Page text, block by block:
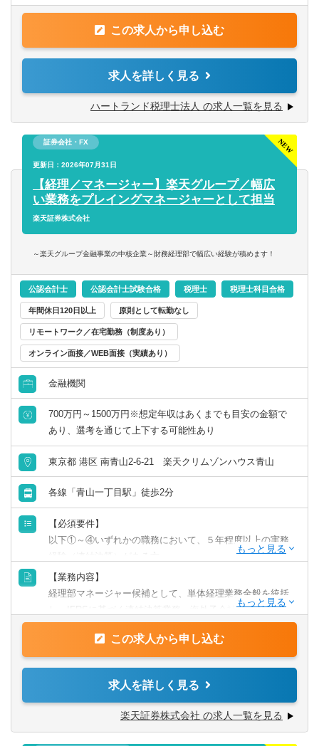
・担当顧問20～25件前後。
・プレイヤーとしてスキルアップに励む。
・個人事業主や年商3億円未満のスタートアップ法人をメイ
・担当顧問25～30件前後。共同案件のリーダー担当1～2件
前後、サポート担当5件前後。
・チーム長やその補佐などを担当。
・年商10億円未満の中規模法人をメインで担当。
・年商10億円超の企業グループをチームの一員として担
当。
・その他、経験を積みたい分野があれば積極的に該当案件
へ参加して経験を積む（例：組織再編や事業承継対策の提
案、DD業務などのスポット業務をチームの一員として対
◆入社5年目以降（年収1,200万円以上）
・担当顧問25～35件前後。共同案件のリーダー担当5～10
件前後。
・オフィスの拠点長や管理責任者、またはその補佐を担
当。もしくは複雑案件等をメインで担当する「スペシャリ
スト」や「スタープレイヤー」として活躍。
・年商10億円超の企業グループをチームの主担当として対
応。
・組織再編や事業承継対策の提案、DD業務などのスポット
業務をチームの主担当として対応。
時間分の固定残業代91,100円を含む）
「500,000円以上（基本給370,000円以上。45時間分の固定
残業代130,000円を含む）」とする。
※「経験者」の定義は「税理士資格の有無は問わず、単独
で顧客対応可能な方」とする。
【歓迎条件】
◆資格：税理士資格所有者は優遇
＜年収実績（2025年）＞
勤続1年以上の税務担当の平均年収 ：11,037,499円
勤続3年以上の税務担当の平均年収 ：14,251,600円
勤続3年以上の税務担当の年収中央値：11,683,809円
＜年収例＞
経験者枠
830万円／27歳／入社2年目／業界歴3年目／顧問件数22件
ブ月額9万円）
1040万円／36歳／入社5年目／業界歴10年目／顧問件数26
件／年間顧問売上2,600万円（月給60万円+平均インセンテ
ィブ月額26.5万円）
1,390万円／28歳／入社3年目／業界歴5年目／顧問件数27件
／年間顧問売上3,000万円（月給60万円+平均インセン月額
46万円+管理職手当月額10万円）
／年間顧問売上3,700万円（月給60万円+平均インセンティ
※担当件数が多い方は大きな企業を相手にするケースが多
・申告書類作成
・タックスコンサルティング
・会社設立支援
※上記以外にも、経験年数や勤続年数、本人の要望に応じ
て資金調達支援や相続対策、組織再編や事業承継などの業
＜顧問先の傾向に関して＞
法人メインです。
創業間もないスタートアップから、年商100億円を超える大
企業まで幅広く対応しています。
であればスムーズに業務に慣れていただけるはずです。
＜顧問先の割り振り＞
本人の希望や、経験年数を加味して担当顧問を割り振りま
す。「無理に受けさせられる」ということはありませんの
でご安心ください。
（1）担当を持ち、顧客対応を1人で完結できる。
（2）担当顧問先数が25件前後に到達する。
ー」、資産税案件(相続等)・複雑案件を一手に担う「スペシ
ャリスト」などのキャリアを歩む。
（4）本人の希望があれば拠点長に就任し、担当オフィスの
利益からレベニューシェア。
＜勤続年数に応じた業務内容と年収イメージ＞
◆入社1年目（年収700万円前後）
・プレイヤーとしてスキルアップに励む。
・個人事業主や年商3億円未満のスタートアップ法人をメイ
ンで担当。
◆入社3年目（年収1,000万円前後）
・担当顧問25～30件前後。共同案件のリーダー担当1～2件
前後、サポート担当5件前後。
この求人から申し込む
求人を詳しく見る
ハートランド税理士法人 の求人一覧を見る
証券会社・FX
更新日：2026年07月31日
【経理／マネージャー】楽天グループ／幅広
い業務をプレイングマネージャーとして担当
楽天証券株式会社
～楽天グループ金融事業の中核企業～財務経理部で幅広い経験が積めます！
公認会計士 公認会計士試験合格 税理士 税理士科目合格
年間休日120日以上 原則として転勤なし
リモートワーク／在宅勤務（制度あり）
オンライン面接／WEB面接（実績あり）
金融機関
700万円～1500万円※想定年収はあくまでも目安の金額で
あり、選考を通じて上下する可能性あり
東京都 港区 南青山2-6-21 楽天クリムゾンハウス青山
各線「青山一丁目駅」徒歩2分
【必須要件】
以下①～④いずれかの職務において、５年程度以上の実務
①事業会社または金融機関での連結会計経験
②監査法人での監査業務経験
④税理士法人での実務経験
・金融機関等で上記に該当する業務経験
・証券会社にて主計業務のご経験がある方
・自己資本規制比率の計算を含む監督官庁等へのモニタリ
・会社法上の事業報告・計算書類、連結計算書類等の作成
【業務内容】
経理部マネージャー候補として、単体経理業務全般を統括
し、IFRSに基づく連結決算業務、海外子会社管理、内部統
制の構築・運用など、幅広い業務をプレイングマネージャ
ーとして担当していただきます。自らも手を動かしなが
ら、チームを率いて業務効率化や高度化を推進し、会社の
具体的には…
・マネジメント業務: チームメンバーの育成、業務分担、進
この求人から申し込む
求人を詳しく見る
楽天証券株式会社 の求人一覧を見る